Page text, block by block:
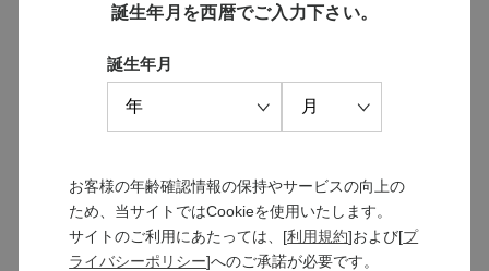
￥7,920
誕生年月を西暦でご入力下さい。
誕生年月
お客様の年齢確認情報の保持やサービスの向上の
ため、当サイトではCookieを使用いたします。
サイトのご利用にあたっては、[利用規約]および[プ
ライバシーポリシー]へのご承諾が必要です。